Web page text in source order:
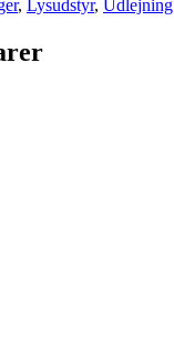
, Lysudstyr, Udlejning